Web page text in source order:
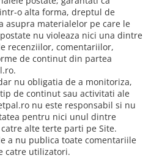
o alta forma, dreptul de
asupra materialelor pe care le
nu violeaza nici una dintre
recenziilor, comentariilor,
de continut din partea
nu obligatia de a monitoriza,
de continut sau activitati ale
nu este responsabil si nu
pentru nici unul dintre
alte terte parti pe Site.
a nu publica toate comentariile
catre utilizatori.